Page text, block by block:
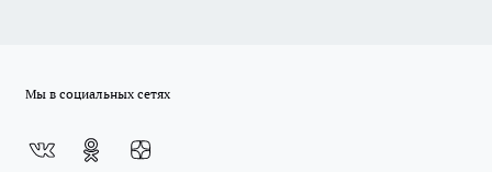
Мы в социальных сетях